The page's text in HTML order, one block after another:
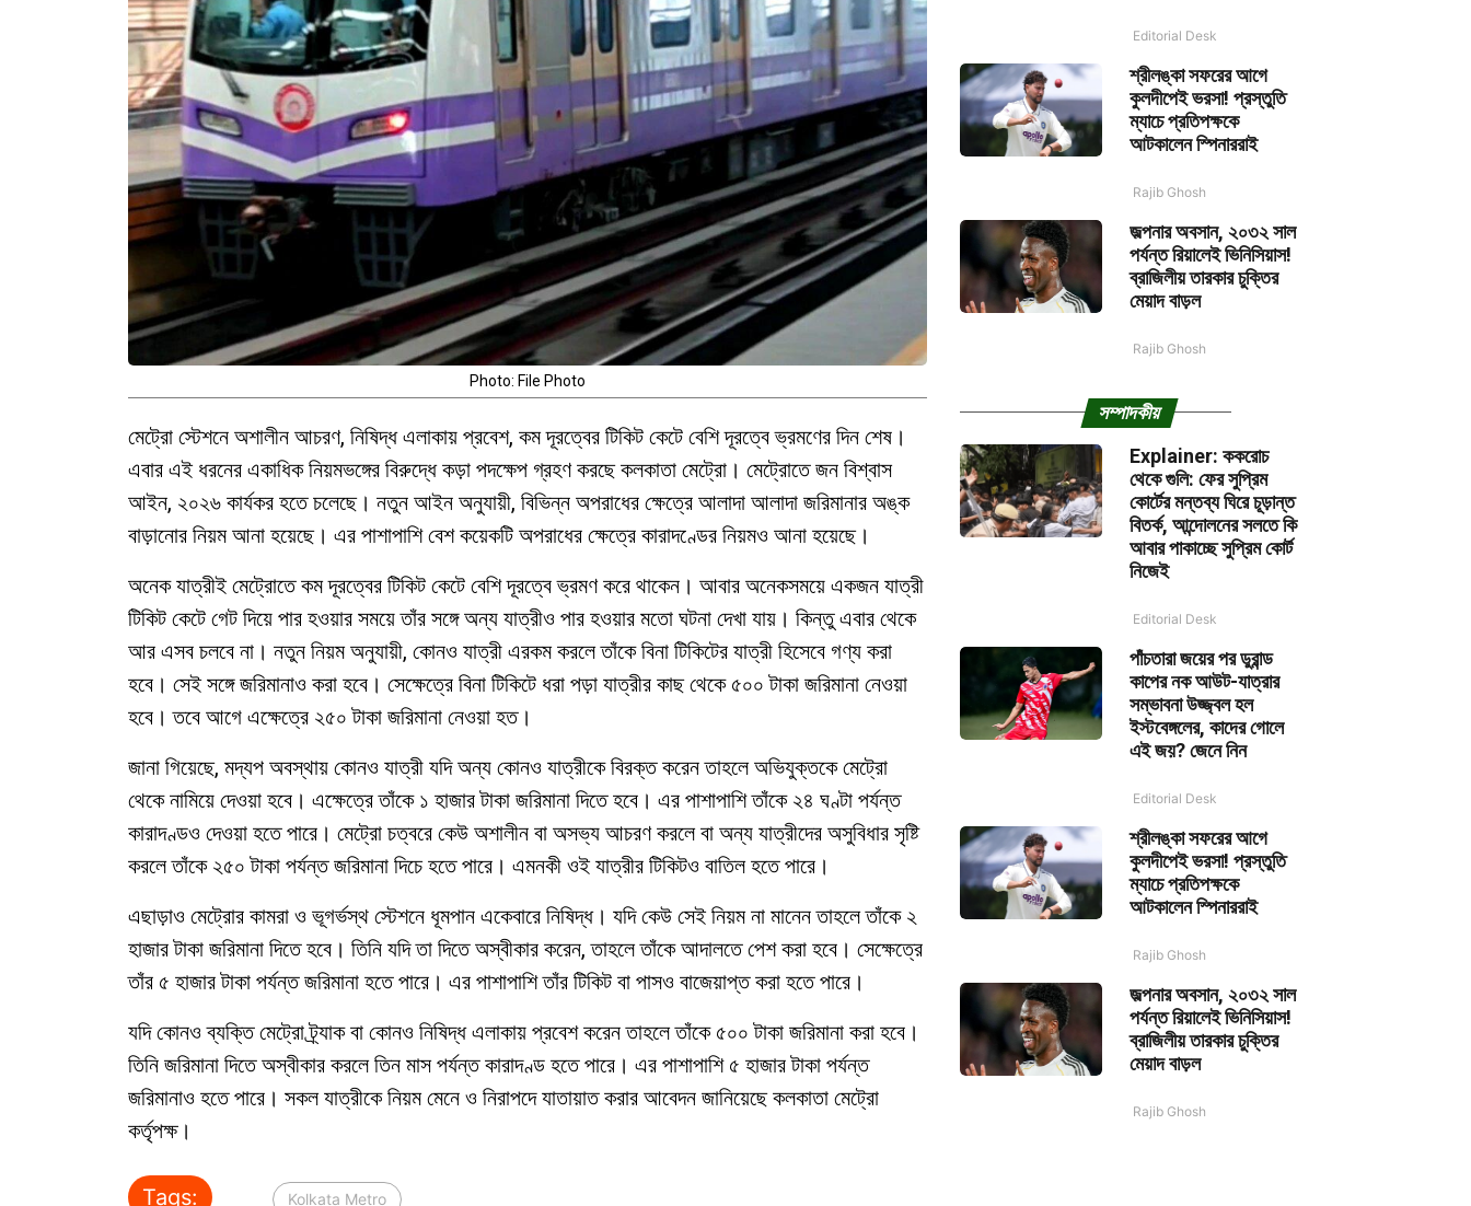
Photo: File Photo
মেট্রো স্টেশনে অশালীন আচরণ, নিষিদ্ধ এলাকায় প্রবেশ, কম দূরত্বের টিকিট কেটে বেশি দূরত্বে ভ্রমণের দিন শেষ।
এবার এই ধরনের একাধিক নিয়মভঙ্গের বিরুদ্ধে কড়া পদক্ষেপ গ্রহণ করছে কলকাতা মেট্রো। মেট্রোতে জন বিশ্বাস
আইন, ২০২৬ কার্যকর হতে চলেছে। নতুন আইন অনুযায়ী, বিভিন্ন অপরাধের ক্ষেত্রে আলাদা আলাদা জরিমানার অঙ্ক
বাড়ানোর নিয়ম আনা হয়েছে। এর পাশাপাশি বেশ কয়েকটি অপরাধের ক্ষেত্রে কারাদণ্ডের নিয়মও আনা হয়েছে।
অনেক যাত্রীই মেট্রোতে কম দূরত্বের টিকিট কেটে বেশি দূরত্বে ভ্রমণ করে থাকেন। আবার অনেকসময়ে একজন যাত্রী
টিকিট কেটে গেট দিয়ে পার হওয়ার সময়ে তাঁর সঙ্গে অন্য যাত্রীও পার হওয়ার মতো ঘটনা দেখা যায়। কিন্তু এবার থেকে
আর এসব চলবে না। নতুন নিয়ম অনুযায়ী, কোনও যাত্রী এরকম করলে তাঁকে বিনা টিকিটের যাত্রী হিসেবে গণ্য করা
হবে। সেই সঙ্গে জরিমানাও করা হবে। সেক্ষেত্রে বিনা টিকিটে ধরা পড়া যাত্রীর কাছ থেকে ৫০০ টাকা জরিমানা নেওয়া
হবে। তবে আগে এক্ষেত্রে ২৫০ টাকা জরিমানা নেওয়া হত।
জানা গিয়েছে, মদ্যপ অবস্থায় কোনও যাত্রী যদি অন্য কোনও যাত্রীকে বিরক্ত করেন তাহলে অভিযুক্তকে মেট্রো
থেকে নামিয়ে দেওয়া হবে। এক্ষেত্রে তাঁকে ১ হাজার টাকা জরিমানা দিতে হবে। এর পাশাপাশি তাঁকে ২৪ ঘণ্টা পর্যন্ত
কারাদণ্ডও দেওয়া হতে পারে। মেট্রো চত্বরে কেউ অশালীন বা অসভ্য আচরণ করলে বা অন্য যাত্রীদের অসুবিধার সৃষ্টি
করলে তাঁকে ২৫০ টাকা পর্যন্ত জরিমানা দিচে হতে পারে। এমনকী ওই যাত্রীর টিকিটও বাতিল হতে পারে।
এছাড়াও মেট্রোর কামরা ও ভূগর্ভস্থ স্টেশনে ধূমপান একেবারে নিষিদ্ধ। যদি কেউ সেই নিয়ম না মানেন তাহলে তাঁকে ২
হাজার টাকা জরিমানা দিতে হবে। তিনি যদি তা দিতে অস্বীকার করেন, তাহলে তাঁকে আদালতে পেশ করা হবে। সেক্ষেত্রে
তাঁর ৫ হাজার টাকা পর্যন্ত জরিমানা হতে পারে। এর পাশাপাশি তাঁর টিকিট বা পাসও বাজেয়াপ্ত করা হতে পারে।
যদি কোনও ব্যক্তি মেট্রো ট্র্যাক বা কোনও নিষিদ্ধ এলাকায় প্রবেশ করেন তাহলে তাঁকে ৫০০ টাকা জরিমানা করা হবে।
তিনি জরিমানা দিতে অস্বীকার করলে তিন মাস পর্যন্ত কারাদণ্ড হতে পারে। এর পাশাপাশি ৫ হাজার টাকা পর্যন্ত
জরিমানাও হতে পারে। সকল যাত্রীকে নিয়ম মেনে ও নিরাপদে যাতায়াত করার আবেদন জানিয়েছে কলকাতা মেট্রো
কর্তৃপক্ষ।
Tags: Kolkata Metro
Editorial Desk
শ্রীলঙ্কা সফরের আগে
কুলদীপেই ভরসা! প্রস্তুতি
ম্যাচে প্রতিপক্ষকে
আটকালেন স্পিনাররাই
Rajib Ghosh
জল্পনার অবসান, ২০৩২ সাল
পর্যন্ত রিয়ালেই ভিনিসিয়াস!
ব্রাজিলীয় তারকার চুক্তির
মেয়াদ বাড়ল
Rajib Ghosh
সম্পাদকীয়
Explainer: ককরোচ
থেকে গুলি: ফের সুপ্রিম
কোর্টের মন্তব্য ঘিরে চূড়ান্ত
বিতর্ক, আন্দোলনের সলতে কি
আবার পাকাচ্ছে সুপ্রিম কোর্ট
নিজেই
Editorial Desk
পাঁচতারা জয়ের পর ডুরান্ড
কাপের নক আউট-যাত্রার
সম্ভাবনা উজ্জ্বল হল
ইস্টবেঙ্গলের, কাদের গোলে
এই জয়? জেনে নিন
Editorial Desk
শ্রীলঙ্কা সফরের আগে
কুলদীপেই ভরসা! প্রস্তুতি
ম্যাচে প্রতিপক্ষকে
আটকালেন স্পিনাররাই
Rajib Ghosh
জল্পনার অবসান, ২০৩২ সাল
পর্যন্ত রিয়ালেই ভিনিসিয়াস!
ব্রাজিলীয় তারকার চুক্তির
মেয়াদ বাড়ল
Rajib Ghosh